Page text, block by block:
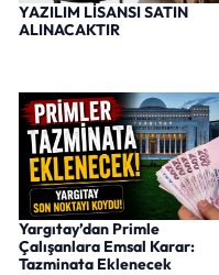
YAZILIM LİSANSI SATIN
ALINACAKTIR
Yargıtay’dan Primle
Çalışanlara Emsal Karar:
Tazminata Eklenecek